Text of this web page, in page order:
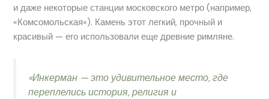
и даже некоторые станции московского метро (например,
«Комсомольская»). Камень этот легкий, прочный и
красивый — его использовали еще древние римляне.
«Инкерман — это удивительное место, где
переплелись история, религия и